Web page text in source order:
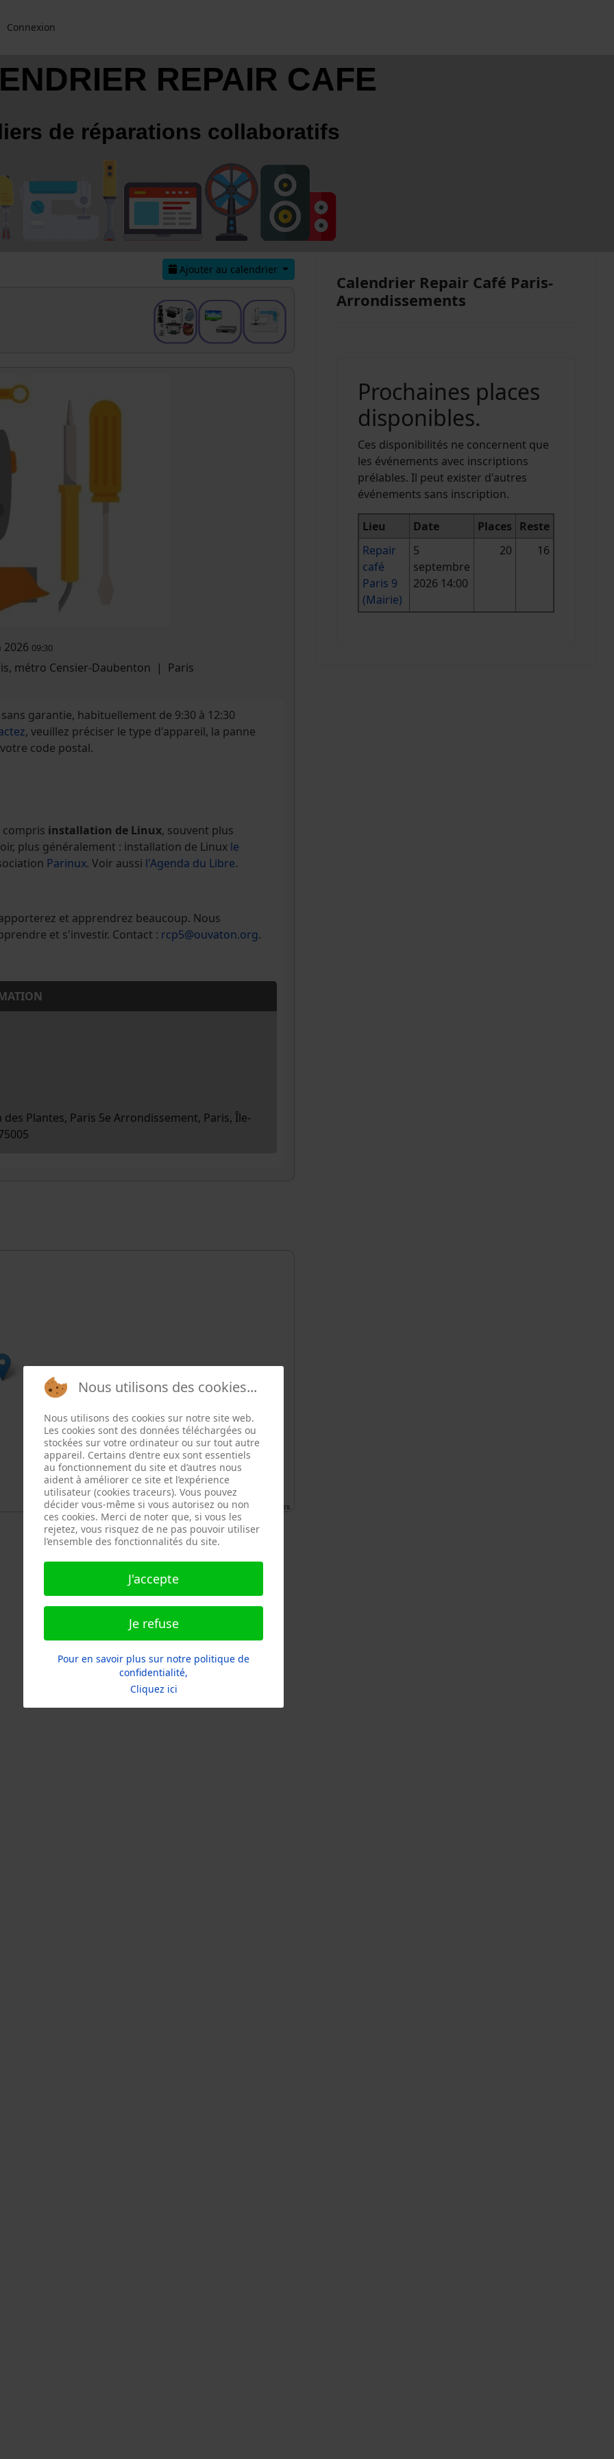
Connexion
REPAIR CAFE
de réparations collaboratifs
Ajouter au calendrier
2026 09:30
métro Censier-Daubenton | Paris
garantie, habituellement de 9:30 à 12:30
, veuillez préciser le type d'appareil, la panne
code postal.
installation de Linux, souvent plus
plus généralement : installation de Linux le
Parinux. Voir aussi l'Agenda du Libre.
et apprendrez beaucoup. Nous
et s'investir. Contact : rcp5@ouvaton.org.
Plantes, Paris 5e Arrondissement, Paris, Île-
Leaflet| ©OpenStreetMapcontributors
Calendrier Repair Café Paris-
Arrondissements
Prochaines places
disponibles.
Ces disponibilités ne concernent que
les événements avec inscriptions
prélables. Il peut exister d'autres
événements sans inscription.
Lieu Date Places Reste
Repair
café
Paris 9
(Mairie)
5
septembre
2026 14:00
20 16
Nous utilisons des cookies...
Nous utilisons des cookies sur notre site web.
Les cookies sont des données téléchargées ou
stockées sur votre ordinateur ou sur tout autre
appareil. Certains d’entre eux sont essentiels
au fonctionnement du site et d’autres nous
aident à améliorer ce site et l’expérience
utilisateur (cookies traceurs). Vous pouvez
décider vous-même si vous autorisez ou non
ces cookies. Merci de noter que, si vous les
rejetez, vous risquez de ne pas pouvoir utiliser
l’ensemble des fonctionnalités du site.
J'accepte
Je refuse
Pour en savoir plus sur notre politique de
confidentialité,
Cliquez ici